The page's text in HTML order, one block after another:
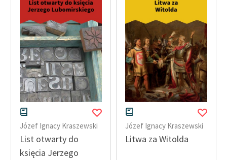
Józef Ignacy Kraszewski
List otwarty do
księcia Jerzego
Józef Ignacy Kraszewski
Litwa za Witolda